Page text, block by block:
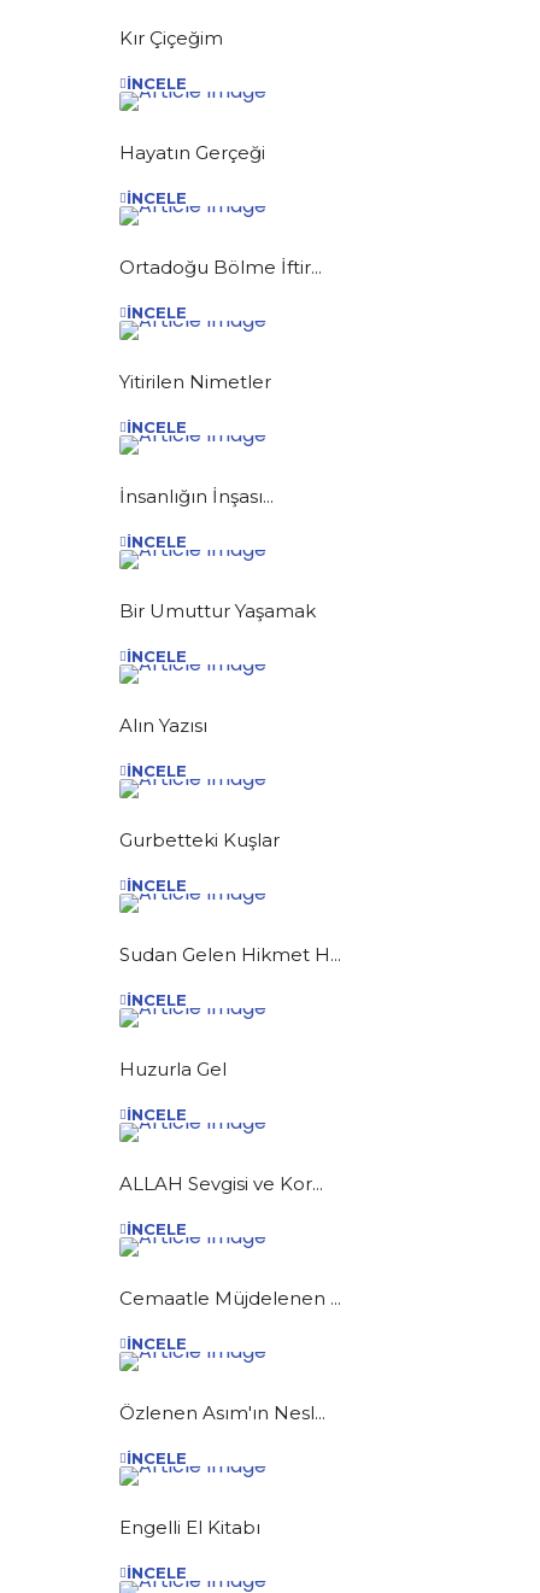
Kır Çiçeğim
İNCELE
Hayatın Gerçeği
İNCELE
Ortadoğu Bölme İftir...
İNCELE
Yitirilen Nimetler
İNCELE
İnsanlığın İnşası...
İNCELE
Bir Umuttur Yaşamak
İNCELE
Alın Yazısı
İNCELE
Gurbetteki Kuşlar
İNCELE
Sudan Gelen Hikmet H...
İNCELE
Huzurla Gel
İNCELE
ALLAH Sevgisi ve Kor...
İNCELE
Cemaatle Müjdelenen ...
İNCELE
Özlenen Asım'ın Nesl...
İNCELE
Engelli El Kitabı
İNCELE